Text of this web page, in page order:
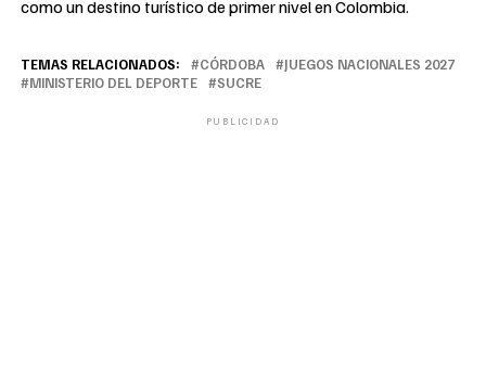
como un destino turístico de primer nivel en Colombia.
TEMAS RELACIONADOS: CÓRDOBA
JUEGOS NACIONALES 2027
MINISTERIO DEL DEPORTE
SUCRE
PUBLICIDAD